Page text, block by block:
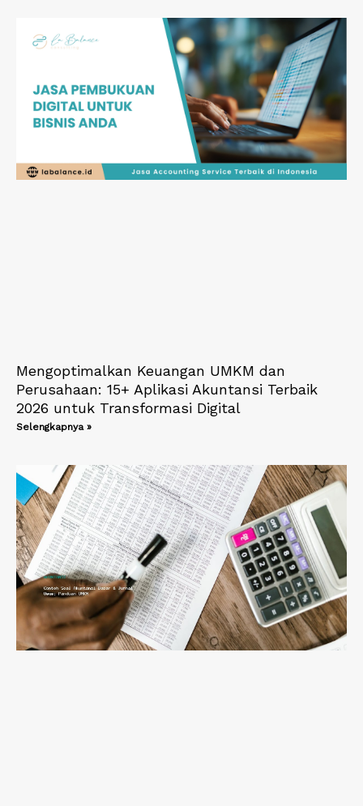
Mengoptimalkan Keuangan UMKM dan
Perusahaan: 15+ Aplikasi Akuntansi Terbaik
2026 untuk Transformasi Digital
Selengkapnya »